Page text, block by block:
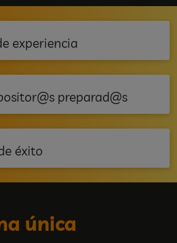
experiencia
preparad@s
éxito
única